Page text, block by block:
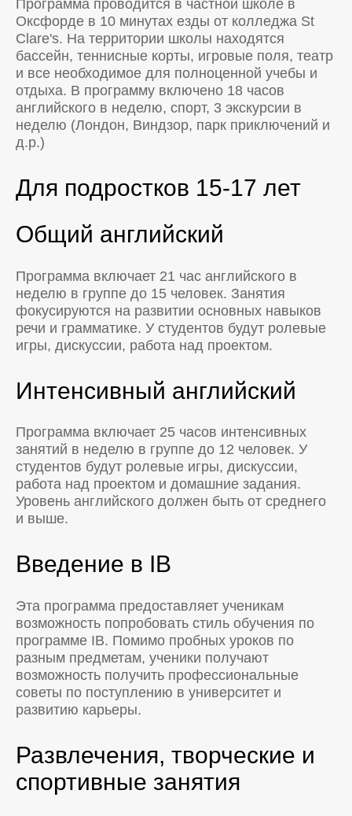
Программа проводится в частной школе в
Оксфорде в 10 минутах езды от колледжа St
Clare's. На территории школы находятся
бассейн, теннисные корты, игровые поля, театр
и все необходимое для полноценной учебы и
отдыха. В программу включено 18 часов
английского в неделю, спорт, 3 экскурсии в
неделю (Лондон, Виндзор, парк приключений и
д.р.)
Для подростков 15-17 лет
Общий английский
Программа включает 21 час английского в
неделю в группе до 15 человек. Занятия
фокусируются на развитии основных навыков
речи и грамматике. У студентов будут ролевые
игры, дискуссии, работа над проектом.
Интенсивный английский
Программа включает 25 часов интенсивных
занятий в неделю в группе до 12 человек. У
студентов будут ролевые игры, дискуссии,
работа над проектом и домашние задания.
Уровень английского должен быть от среднего
и выше.
Введение в IB
Эта программа предоставляет ученикам
возможность попробовать стиль обучения по
программе IB. Помимо пробных уроков по
разным предметам, ученики получают
возможность получить профессиональные
советы по поступлению в университет и
развитию карьеры.
Развлечения, творческие и
спортивные занятия